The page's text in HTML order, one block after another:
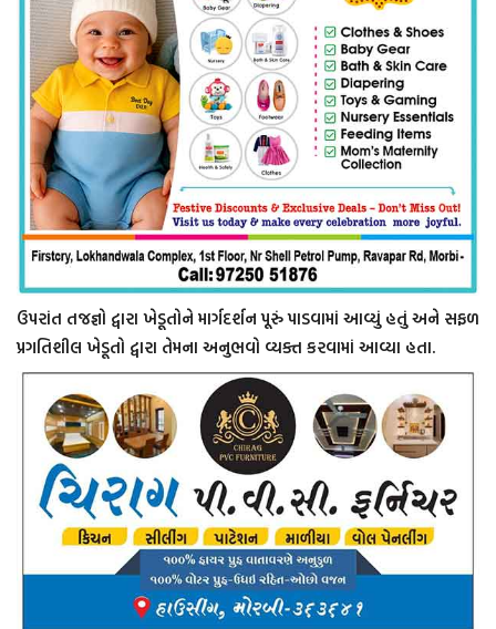
ઉપરાંત તજજ્ઞો દ્વારા ખેડૂતોને માર્ગદર્શન પૂરું પાડવામાં આવ્યું હતું અને સફળ
પ્રગતિશીલ ખેડૂતો દ્વારા તેમના અનુભવો વ્યક્ત કરવામાં આવ્યા હતા.